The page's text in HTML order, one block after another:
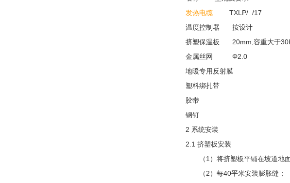
发热电缆 TXLP/ /17
温度控制器 按设计
挤塑保温板 20mm,容重大于
金属丝网 Φ2.0
地暖专用反射膜
塑料绑扎带
胶带
钢钉
2 系统安装
2.1 挤塑板安装
（1）将挤塑板平铺在坡道地面
（2）每40平米安装膨胀缝；